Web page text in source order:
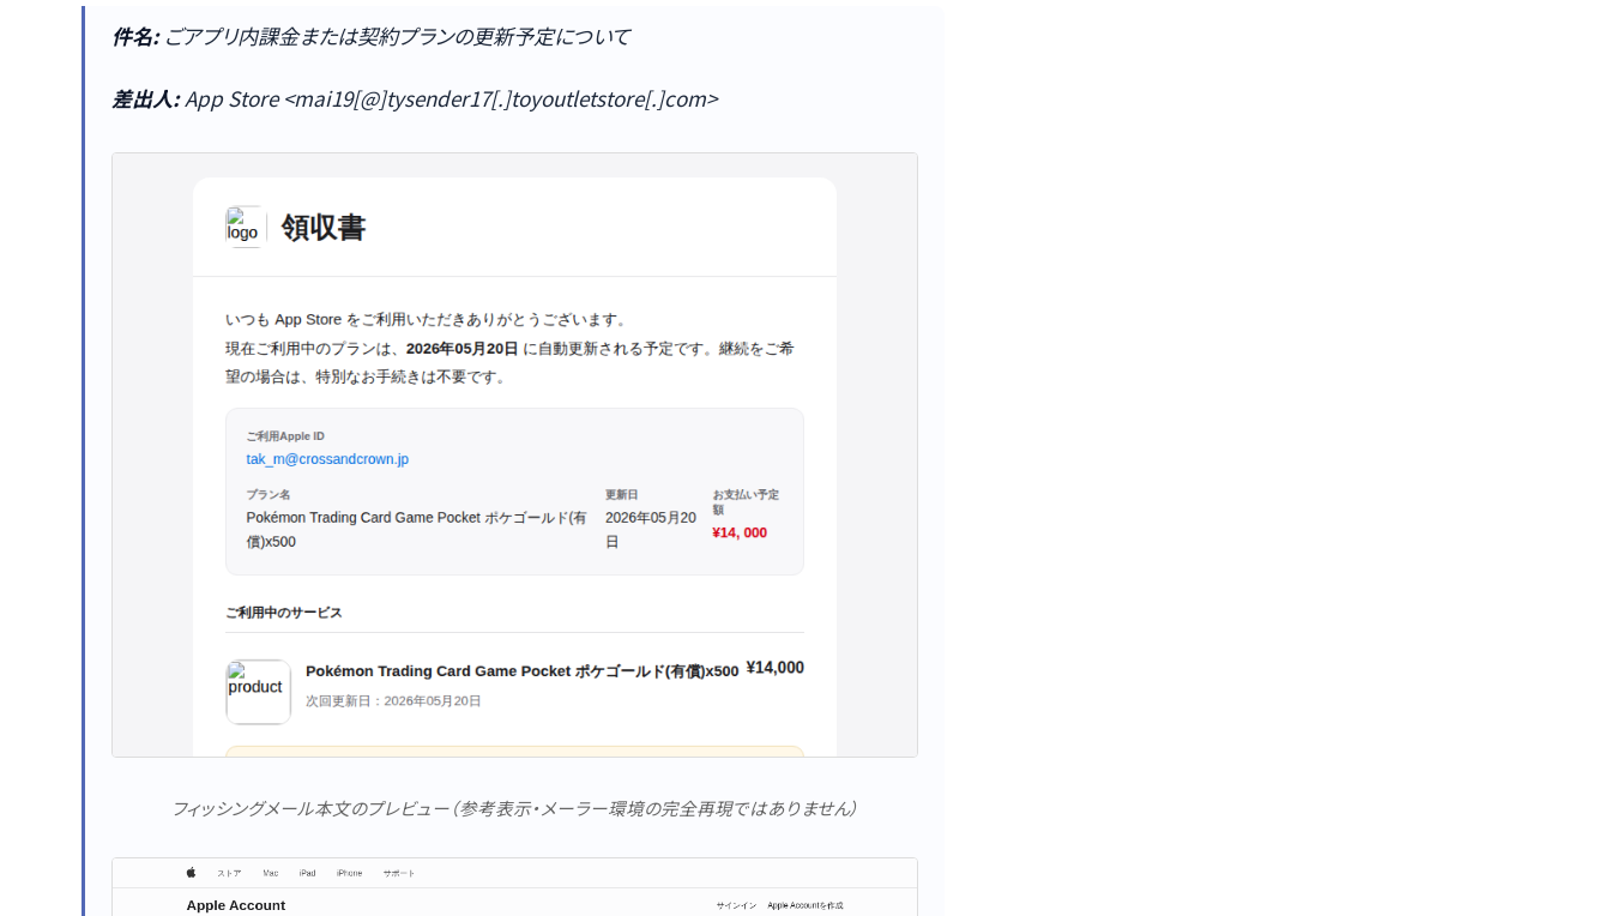
件名:ごアプリ内課金または契約プランの更新予定について
差出人:App Store <mai19[@]tysender17[.]toyoutletstore[.]com>
フィッシングメール本文のプレビュー（参考表示・メーラー環境の完全再現ではありません）